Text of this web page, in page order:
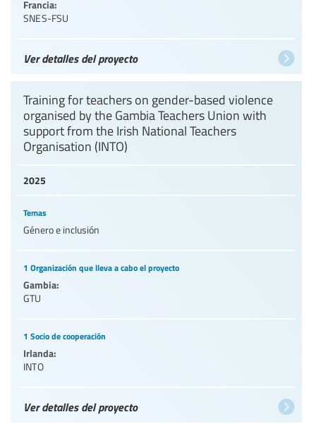
Francia:
SNES-FSU
Ver detalles del proyecto
2025
Training for teachers on gender-based violence
organised by the Gambia Teachers Union with
support from the Irish National Teachers
Organisation (INTO)
Temas
Género e inclusión
1 Organización que lleva a cabo el proyecto
Gambia:
GTU
1 Socio de cooperación
Irlanda:
INTO
Ver detalles del proyecto